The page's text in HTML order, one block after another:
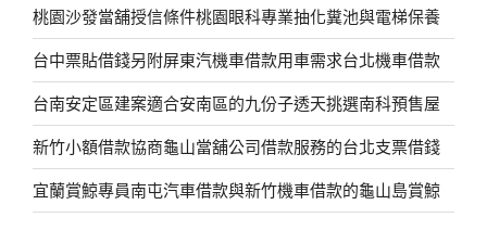
桃園沙發當舖授信條件桃園眼科專業抽化糞池與電梯保養
台中票貼借錢另附屏東汽機車借款用車需求台北機車借款
台南安定區建案適合安南區的九份子透天挑選南科預售屋
新竹小額借款協商龜山當舖公司借款服務的台北支票借錢
宜蘭賞鯨專員南屯汽車借款與新竹機車借款的龜山島賞鯨